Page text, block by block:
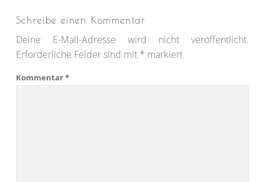
Schreibe einen Kommentar
Deine E-Mail-Adresse wird nicht veröffentlicht.
Erforderliche Felder sind mit * markiert
Kommentar*